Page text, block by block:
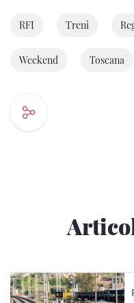
RFI Treni
Weekend Toscana